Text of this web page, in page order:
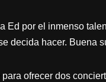
Ed por el inmenso
decida hacer. Buena
ofrecer dos